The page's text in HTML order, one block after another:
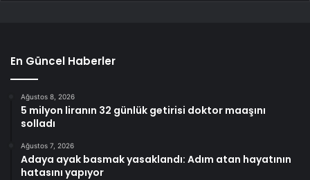
En Güncel Haberler
Ağustos 8, 2026
5 milyon liranın 32 günlük getirisi doktor maaşını
solladı
Ağustos 7, 2026
Adaya ayak basmak yasaklandı: Adım atan hayatının
hatasını yapıyor